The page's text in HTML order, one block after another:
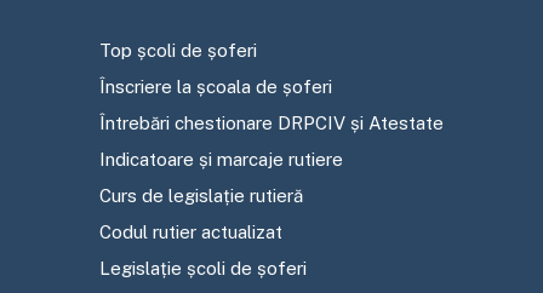
Top școli de șoferi
Înscriere la școala de șoferi
Întrebări chestionare DRPCIV și Atestate
Indicatoare și marcaje rutiere
Curs de legislație rutieră
Codul rutier actualizat
Legislație școli de șoferi